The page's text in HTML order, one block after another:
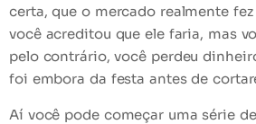
certa, que o mercado realmente
você acreditou que ele faria, mas
pelo contrário,você perdeu
foi embora da festa antes de
Aí você pode começar uma série